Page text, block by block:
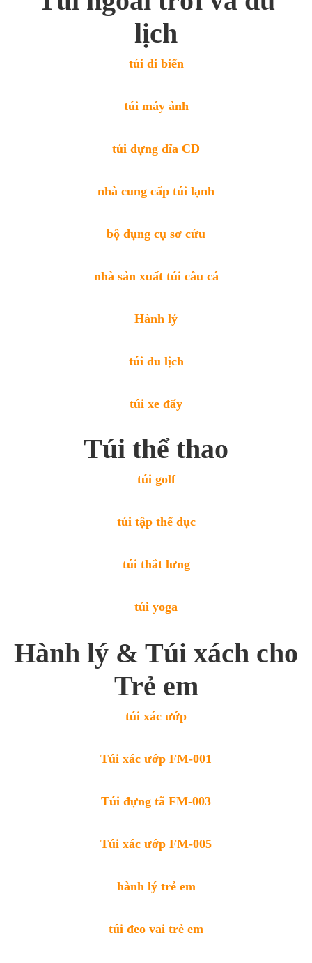
lịch
túi đi biển
túi máy ảnh
túi đựng đĩa CD
nhà cung cấp túi lạnh
bộ dụng cụ sơ cứu
nhà sản xuất túi câu cá
Hành lý
túi du lịch
túi xe đẩy
Túi thể thao
túi golf
túi tập thể dục
túi thắt lưng
túi yoga
Hành lý & Túi xách cho
Trẻ em
túi xác ướp
Túi xác ướp FM-001
Túi đựng tã FM-003
Túi xác ướp FM-005
hành lý trẻ em
túi đeo vai trẻ em